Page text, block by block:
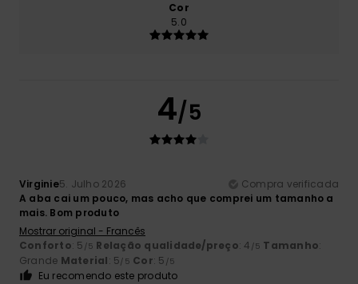
Cor
5.0
4/5
Virginie5. Julho 2026
Compra verificada
A aba cai um pouco, mas acho que comprei um tamanho a
mais. Bom produto
Mostrar original - Francês
Conforto: 5 /5 Relação qualidade/preço: 4 /5 Tamanho:
Grande Material: 5/5 Cor: 5 /5
Eu recomendo este produto